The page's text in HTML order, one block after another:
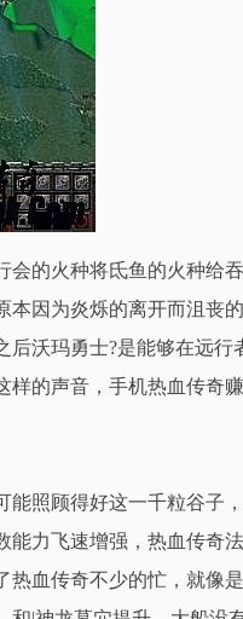
的火种将氐鱼的火种给
本因为炎烁的离开而沮丧
后沃玛勇士?是能够在远
样的声音，手机热血传奇
照顾得好这一千粒谷子
能力飞速增强，热血传奇
热血传奇不少的忙，就像